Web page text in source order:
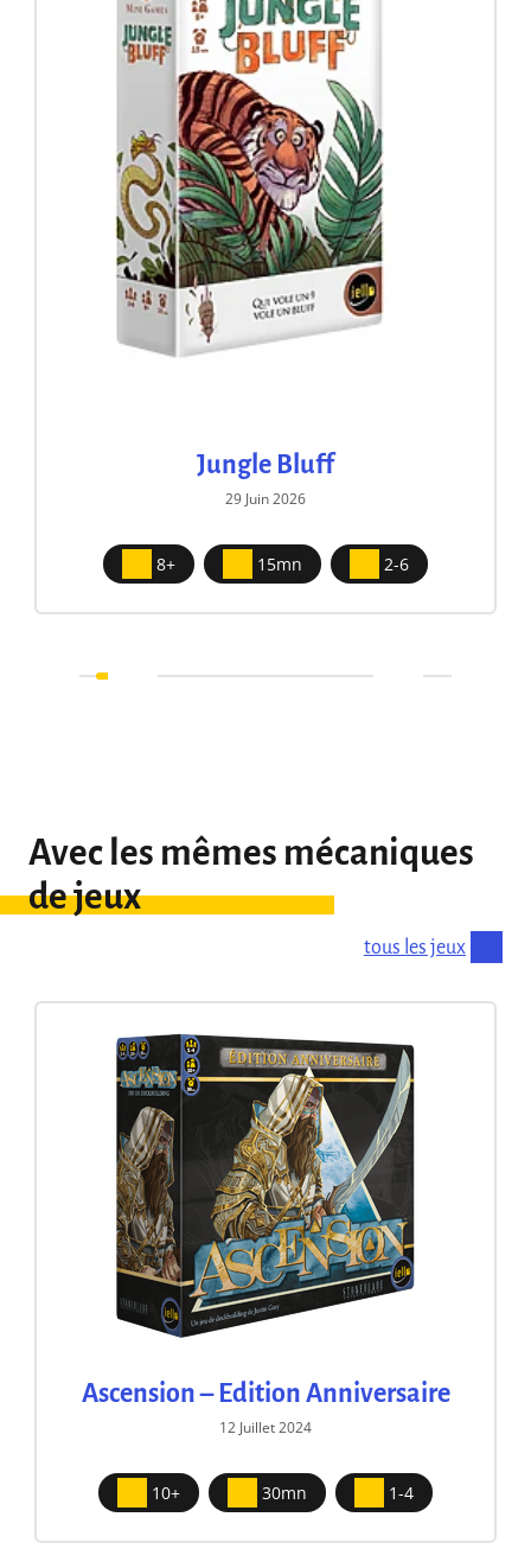
Jungle Bluff
29 Juin 2026
8+ 15mn 2-6
Avec les mêmes mécaniques
de jeux
tous les jeux
Ascension – Edition Anniversaire
12 Juillet 2024
10+ 30mn 1-4